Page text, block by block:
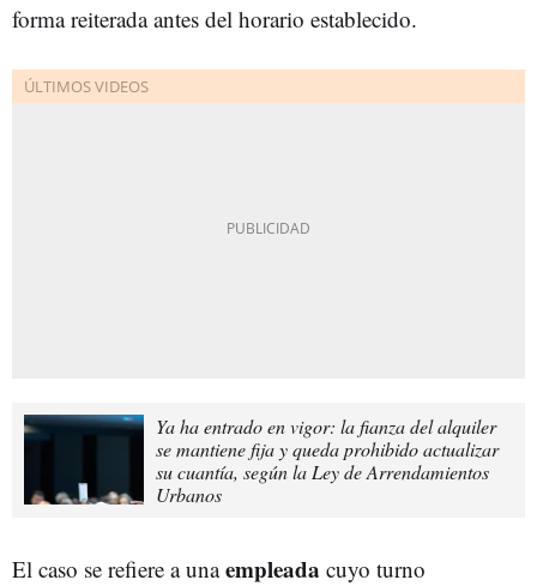
forma reiterada antes del horario establecido.
Ya ha entrado en vigor: la fianza del alquiler
se mantiene fija y queda prohibido actualizar
su cuantía, según la Ley de Arrendamientos
Urbanos
El caso se refiere a unaempleada cuyo turno